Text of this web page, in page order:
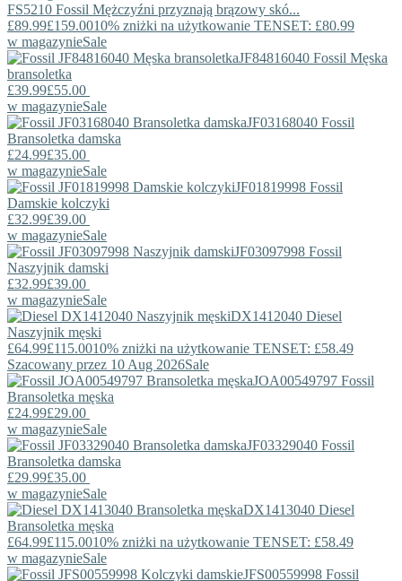
FS5210 Fossil Mężczyźni przyznają brązowy skó...
£89.99£159.0010% zniżki na użytkowanie TENSET: £80.99
w magazynieSale
JF84816040 Fossil Męska
bransoletka
£39.99£55.00
w magazynieSale
JF03168040 Fossil
Bransoletka damska
£24.99£35.00
w magazynieSale
JF01819998 Fossil
Damskie kolczyki
£32.99£39.00
w magazynieSale
JF03097998 Fossil
Naszyjnik damski
£32.99£39.00
w magazynieSale
DX1412040 Diesel
Naszyjnik męski
£64.99£115.0010% zniżki na użytkowanie TENSET: £58.49
Szacowany przez 10 Aug 2026Sale
JOA00549797 Fossil
Bransoletka męska
£24.99£29.00
w magazynieSale
JF03329040 Fossil
Bransoletka damska
£29.99£35.00
w magazynieSale
DX1413040 Diesel
Bransoletka męska
£64.99£115.0010% zniżki na użytkowanie TENSET: £58.49
w magazynieSale
JFS00559998 Fossil